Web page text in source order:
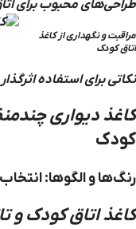
طراحی‌های محبوب برای
مراقبت و نگهداری از کاغذ
اتاق کودک
نکاتی برای استفاده
کاغذ دیواری
کودک
رنگ‌ها و الگوها:
کاغذ اتاق کودک و